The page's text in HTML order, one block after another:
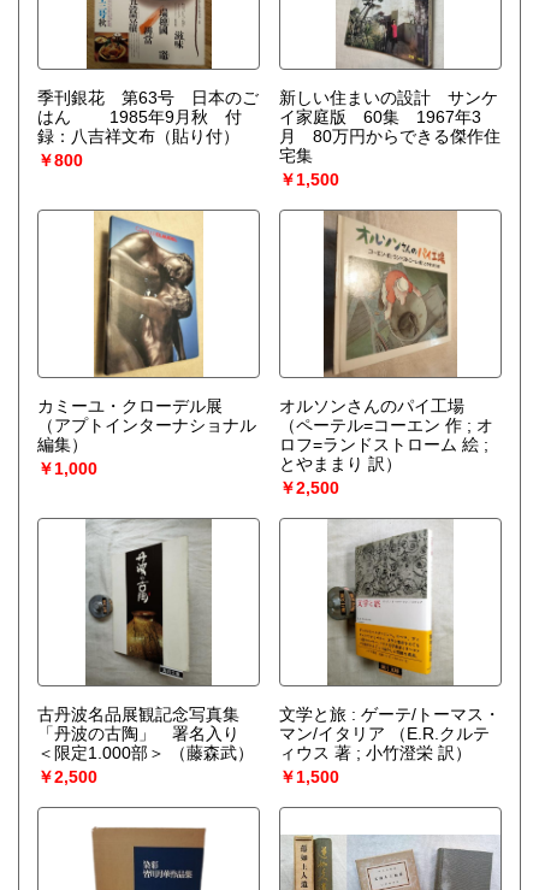
季刊銀花 第63号 日本のご
はん 1985年9月秋 付
録：八吉祥文布（貼り付）
￥800
新しい住まいの設計 サンケ
イ家庭版 60集 1967年3
月 80万円からできる傑作住
宅集
￥1,500
カミーユ・クローデル展
（アプトインターナショナル
編集）
￥1,000
オルソンさんのパイ工場
（ペーテル=コーエン 作 ; オ
ロフ=ランドストローム 絵 ;
とやままり 訳）
￥2,500
古丹波名品展観記念写真集
「丹波の古陶」 署名入り
＜限定1.000部＞
（藤森武）
￥2,500
文学と旅 : ゲーテ/トーマス・
マン/イタリア
（E.R.クルテ
ィウス 著 ; 小竹澄栄 訳）
￥1,500